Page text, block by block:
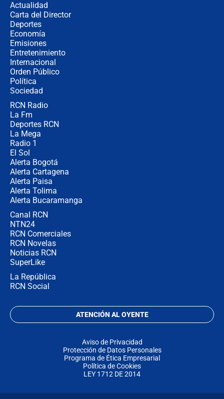
Actualidad
Carta del Director
Deportes
Economía
Emisiones
Entretenimiento
Internacional
Orden Público
Política
Sociedad
RCN Radio
La Fm
Deportes RCN
La Mega
Radio 1
El Sol
Alerta Bogotá
Alerta Cartagena
Alerta Paisa
Alerta Tolima
Alerta Bucaramanga
Canal RCN
NTN24
RCN Comerciales
RCN Novelas
Noticias RCN
SuperLike
La República
RCN Social
ATENCIÓN AL OYENTE
Aviso de Privacidad
Protección de Datos Personales
Programa de Ética Empresarial
Política de Cookies
LEY 1712 DE 2014